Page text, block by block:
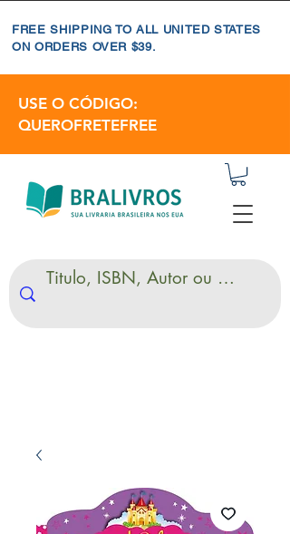
FREE SHIPPING TO ALL UNITED STATES
ON ORDERS OVER $39.
USE O CÓDIGO:
QUEROFRETEFREE